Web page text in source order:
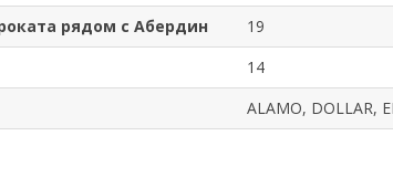
рядом с Абердин
19
14
ALAMO, DOLLAR,